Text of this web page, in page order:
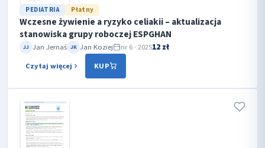
PEDIATRIA Płatny
Wczesne żywienie a ryzyko celiakii – aktualizacja
stanowiska grupy roboczej ESPGHAN
JJ Jan Jernaś JK Jan Koziej nr 6 · 202512 zł
Czytaj więcej KUP